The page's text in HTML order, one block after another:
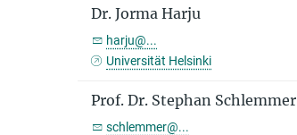
Dr. Jorma Harju
harju@...
Universität Helsinki
Prof. Dr. Stephan Schlemmer
schlemmer@...